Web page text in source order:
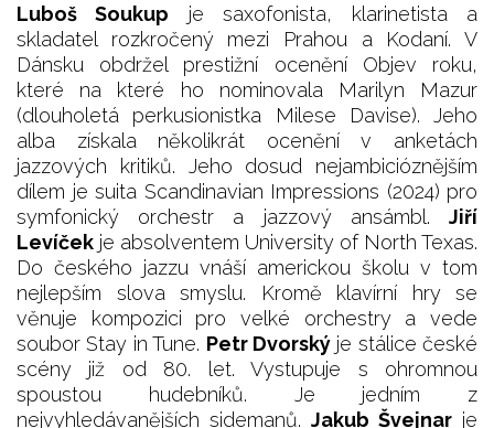
Luboš Soukup je saxofonista, klarinetista a
skladatel rozkročený mezi Prahou a Kodaní. V
Dánsku obdržel prestižní ocenění Objev roku,
které na které ho nominovala Marilyn Mazur
(dlouholetá perkusionistka Milese Davise). Jeho
alba získala několikrát ocenění v anketách
jazzových kritiků. Jeho dosud nejambicióznějším
dílem je suita Scandinavian Impressions (2024) pro
symfonický orchestr a jazzový ansámbl. Jiří
Levíček je absolventem University of North Texas.
Do českého jazzu vnáší americkou školu v tom
nejlepším slova smyslu. Kromě klavírní hry se
věnuje kompozici pro velké orchestry a vede
soubor Stay in Tune. Petr Dvorskýje stálice české
scény již od 80. let. Vystupuje s ohromnou
spoustou hudebníků. Je jedním z
nejvyhledávanějších sidemanů. Jakub Švejnar je